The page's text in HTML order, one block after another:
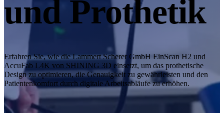
3D-Scanner mit hybrider Lichtquelle
FootStation
Der EinScan Libre Rucksack
Alle Professional Produkte ansehen
und Prothetik
Erfahren Sie, wie die Lammert Scherer GmbH EinScan H2 und
AccuFab L4K von SHINING 3D einsetzt, um das prothetische
Design zu optimieren, die Genauigkeit zu gewährleisten und den
Patientenkomfort durch digitale Arbeitsabläufe zu erhöhen.